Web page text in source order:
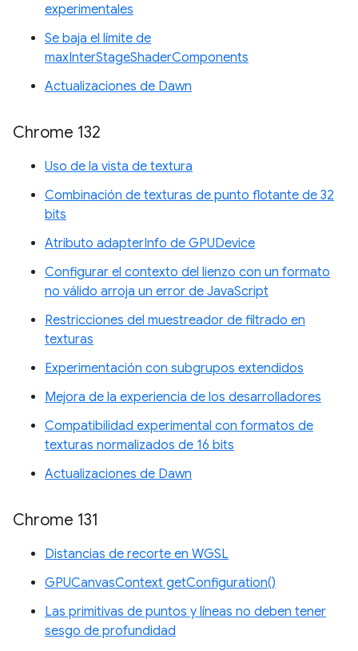
experimentales
Se baja el límite de
maxInterStageShaderComponents
Actualizaciones de Dawn
Chrome 132
Uso de la vista de textura
Combinación de texturas de punto flotante de 32
bits
Atributo adapterInfo de GPUDevice
Configurar el contexto del lienzo con un formato
no válido arroja un error de JavaScript
Restricciones del muestreador de filtrado en
texturas
Experimentación con subgrupos extendidos
Mejora de la experiencia de los desarrolladores
Compatibilidad experimental con formatos de
texturas normalizados de 16 bits
Actualizaciones de Dawn
Chrome 131
Distancias de recorte en WGSL
GPUCanvasContext getConfiguration()
Las primitivas de puntos y líneas no deben tener
sesgo de profundidad